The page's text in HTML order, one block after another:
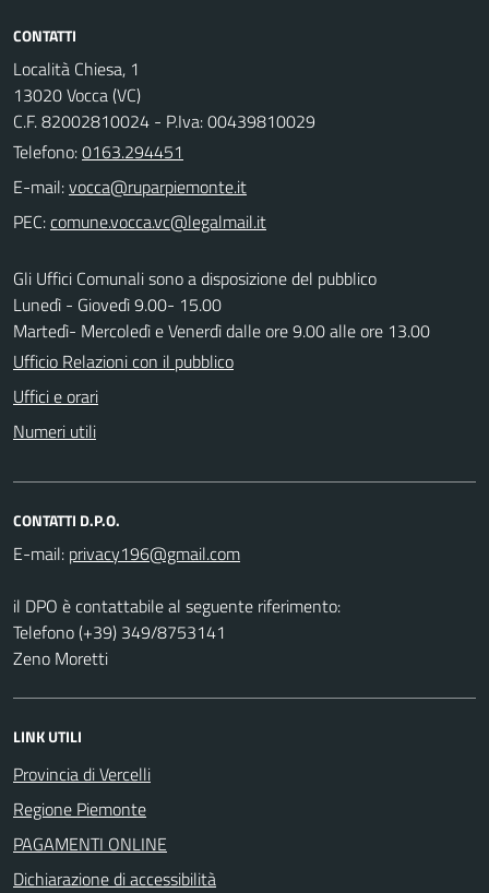
CONTATTI
Località Chiesa, 1
13020 Vocca (VC)
C.F. 82002810024 - P.Iva: 00439810029
Telefono:0163.294451
E-mail:
PEC:
Gli Uffici Comunali sono a disposizione del pubblico
Lunedì - Giovedì 9.00- 15.00
Martedì- Mercoledì e Venerdì dalle ore 9.00 alle ore 13.00
Ufficio Relazioni con il pubblico
Uffici e orari
Numeri utili
CONTATTI D.P.O.
E-mail:
il DPO è contattabile al seguente riferimento:
Telefono (+39) 349/8753141
Zeno Moretti
LINK UTILI
Provincia di Vercelli
Regione Piemonte
PAGAMENTI ONLINE
Dichiarazione di accessibilità